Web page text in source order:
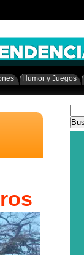
Humor y Juegos